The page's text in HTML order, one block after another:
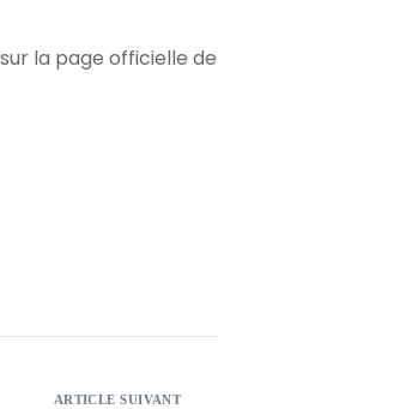
la page officielle de
ARTICLE SUIVANT